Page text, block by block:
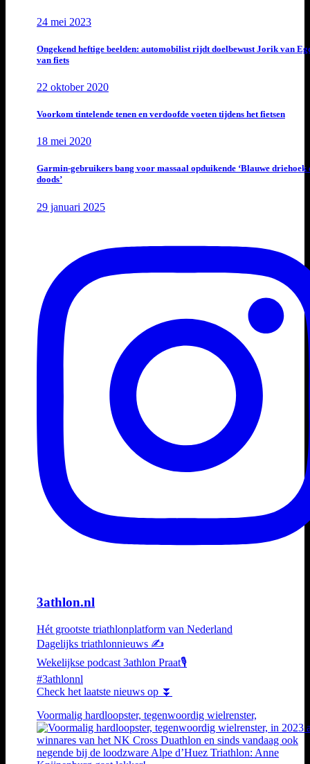
24 mei 2023
Ongekend heftige beelden: automobilist rijdt doelbewust Jorik van
van fiets
22 oktober 2020
Voorkom tintelende tenen en verdoofde voeten tijdens het fietsen
18 mei 2020
Garmin-gebruikers bang voor massaal opduikende ‘Blauwe driehoek
doods’
29 januari 2025
3athlon.nl
Hét grootste triathlonplatform van Nederland
Dagelijks triathlonnieuws ✍️
Wekelijkse podcast 3athlon Praat🎙️
#3athlonnl
Check het laatste nieuws op ⏬
Voormalig hardloopster, tegenwoordig wielrenster,